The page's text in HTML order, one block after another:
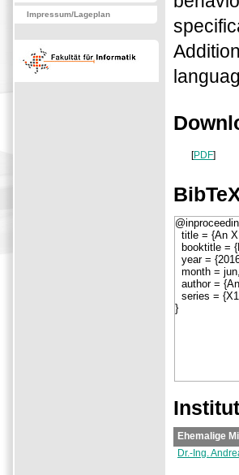
Impressum/Lageplan
[PDF]
Ehemalige
Dr.-Ing.